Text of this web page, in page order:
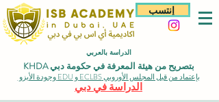
إنتسب
الدراسة بالعربي
بتصريح من هيئة المعرفة في حكومة دبي KHDA
بإعتماد من قبل المجلس الأوروبي ECLBS و EDU وجودة الأيزو
الدراسة في دبي